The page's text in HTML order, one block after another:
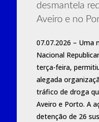
desmantela
Aveiro e no
07.07.2026 – Uma
Nacional
terça-feira,
alegada
tráfico de droga
Aveiro e Porto. A
detenção de 26